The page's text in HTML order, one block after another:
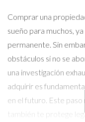
Comprar una
sueño para muchos,
permanente. Sin
obstáculos si no se
una investigación
adquirir es
en el futuro. Este
también te protege